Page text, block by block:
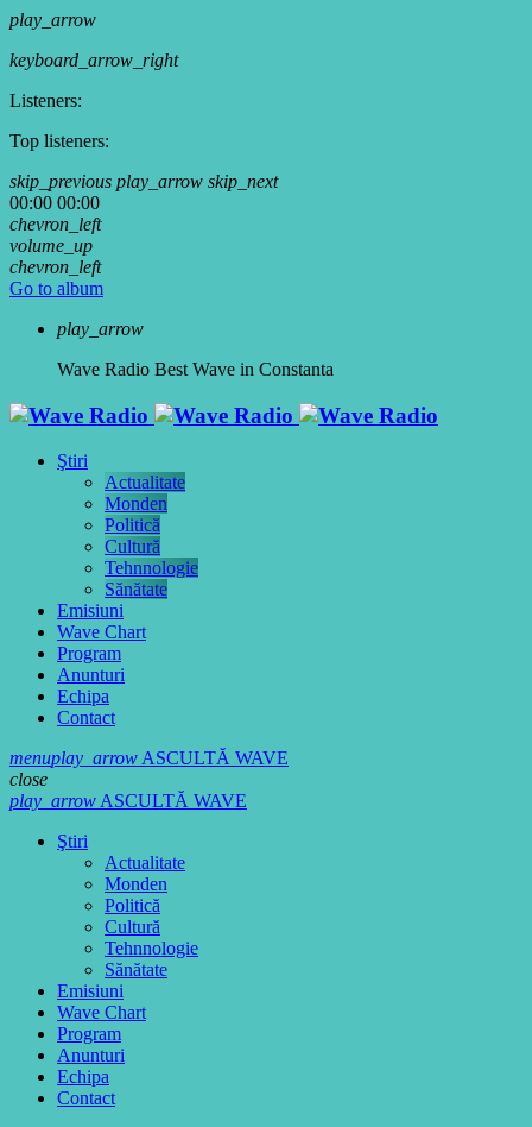
play_arrow
keyboard_arrow_right
Listeners:
Top listeners:
skip_previous play_arrow skip_next
00:00 00:00
chevron_left
volume_up
chevron_left
Go to album
play_arrow
Wave Radio Best Wave in Constanta
Ştiri
Actualitate
Monden
Politică
Cultură
Tehnnologie
Sănătate
Emisiuni
Wave Chart
Program
Anunturi
Echipa
Contact
menuplay_arrowASCULTĂ WAVE
close
play_arrowASCULTĂ WAVE
Ştiri
Actualitate
Monden
Politică
Cultură
Tehnnologie
Sănătate
Emisiuni
Wave Chart
Program
Anunturi
Echipa
Contact